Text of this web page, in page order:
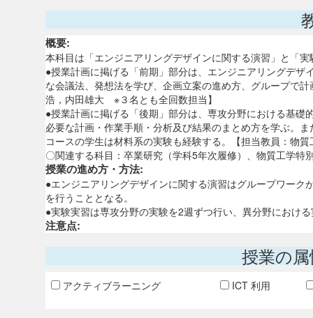
概要:
本科目は「エンジニアリングデザインに関する演習」と「
●授業計画に掲げる「前期」部分は、エンジニアリングデ
な会議法、発想法を学び、企画立案の進め方、グループで
浩，内田雄大 ※３名とも全回数担当】
●授業計画に掲げる「後期」部分は、専攻分野における基
必要な計画・作業手順・分析及び結果のまとめ方を学ぶ。
コースの学生は材料系の実験も経験する。【担当教員：物
〇関連する科目：卒業研究（学科5年次履修）、物質工学
授業の進め方・方法:
●エンジニアリングデザインに関する演習はグループワー
を行うこととなる。
●実験実習は専攻分野の実験を2週ずつ行い、異分野におけ
注意点:
授業の
アクティブラーニング ICT 利用